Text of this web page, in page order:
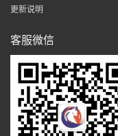
更新说明
客服微信